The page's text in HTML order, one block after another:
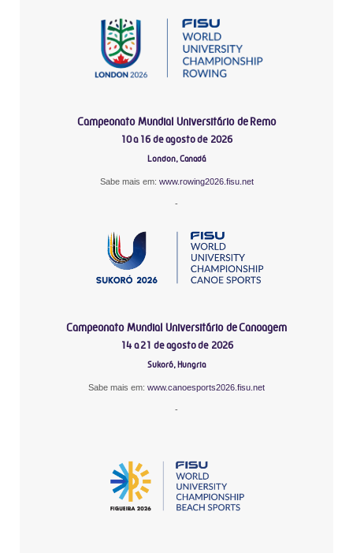
Campeonato Mundial Universitário de Remo
10 a 16 de agosto de 2026
London, Canadá
Sabe mais em: www.rowing2026.fisu.net
-
Campeonato Mundial Universitário de Canoagem
14 a 21 de agosto de 2026
Sukoró, Hungria
Sabe mais em: www.canoesports2026.fisu.net
-